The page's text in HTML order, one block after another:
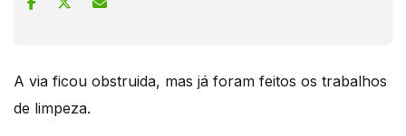
A via ficou obstruida, mas já foram feitos os trabalhos
de limpeza.